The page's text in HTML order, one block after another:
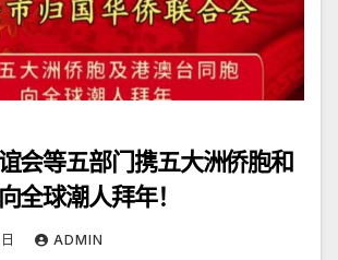
会等五部门携五大洲侨胞和
全球潮人拜年！
ADMIN